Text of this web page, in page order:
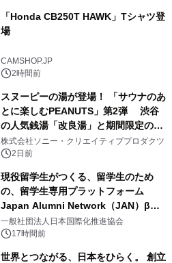
「Honda CB250T HAWK」Tシャツ登
場
CAMSHOP.JP
2時間前
スヌーピーの湯が登場！ 「サウナのあ
とに楽しむPEANUTS」第2弾 渋谷
の人気銭湯「改良湯」と期間限定のコ
ラボレーション サウナイキタイコラ
ボグッズも発売決定！
株式会社ソニー・クリエイティブプロダクツ
2日前
現役留学生がつくる、留学生のため
の、留学生専用プラットフォーム
Japan Alumni Network（JAN）β版
をリリース
一般社団法人日本国際化推進協会
17時間前
世界とつながる、日本をひらく。 創立